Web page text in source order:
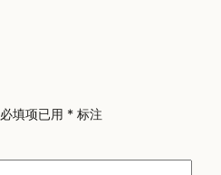
必填项已用 * 标注